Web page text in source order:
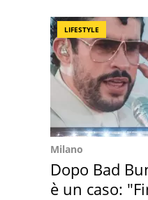
LIFESTYLE
Milano
Dopo Bad
è un caso: